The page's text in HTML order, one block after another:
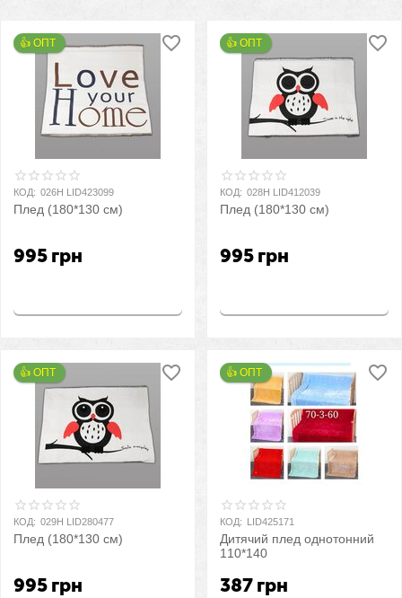
👍 ОПТ
КОД: 026H LID423099
Плед (180*130 см)
995 грн
👍 ОПТ
КОД: 028H LID412039
Плед (180*130 см)
995 грн
👍 ОПТ
КОД: 029H LID280477
Плед (180*130 см)
995 грн
👍 ОПТ
КОД: LID425171
Дитячий плед однотонний
110*140
387 грн